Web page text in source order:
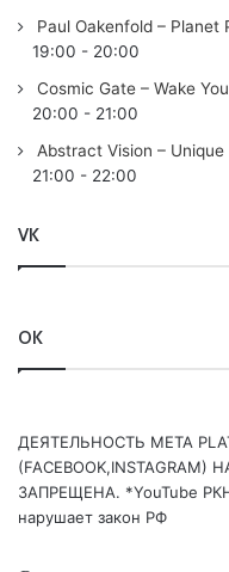
Paul Oakenfold – Planet
19:00 - 20:00
Cosmic Gate – Wake
20:00 - 21:00
Abstract Vision – Unique
21:00 - 22:00
VK
OK
ДЕЯТЕЛЬНОСТЬ МЕТА
ЗАПРЕЩЕНА. *YouTube
нарушает закон РФ